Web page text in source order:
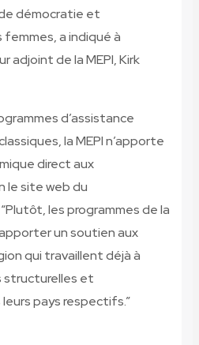
démocratie et
a indiqué à
adjoint de la MEPI, Kirk
d’assistance
la MEPI n’apporte
direct aux
le site web du
les programmes de la
un soutien aux
qui travaillent déjà à
structurelles et
pays respectifs.”